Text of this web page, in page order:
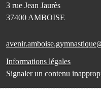
3 rue Jean Jaurès
37400 AMBOISE
Informations légales
Signaler un contenu